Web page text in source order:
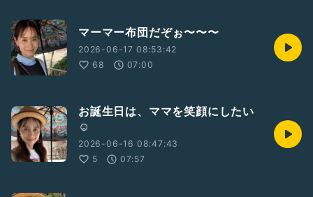
マーマー布団だぞぉ〜〜〜
2026-06-17 08:53:42
68
07:00
お誕生日は、ママを笑顔にしたい
☺️
2026-06-16 08:47:43
5
07:57